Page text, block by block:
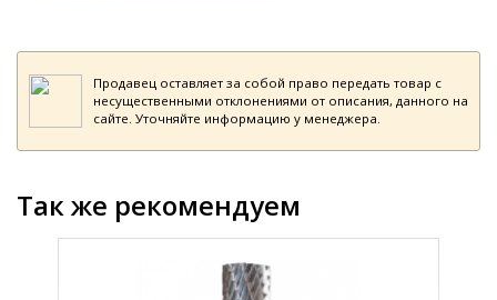
Продавец оставляет за собой право передать товар с
несущественными отклонениями от описания, данного на
сайте. Уточняйте информацию у менеджера.
Так же рекомендуем